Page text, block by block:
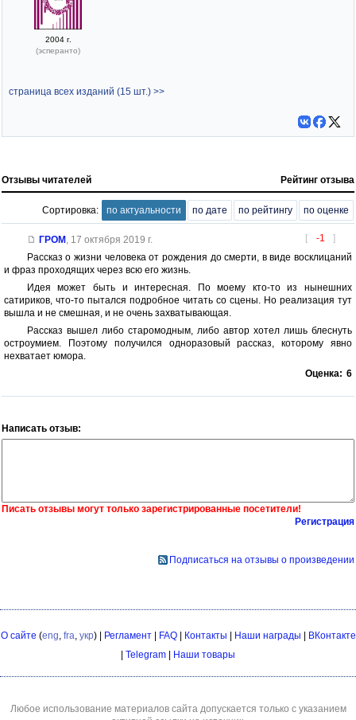
2004 г.
(эсперанто)
страница всех изданий (15 шт.) >>
Отзывы читателей Рейтинг отзыва
Сортировка: по актуальности по дате по рейтингу по оценке
[ -1 ]
ГРОМ, 17 октября 2019 г.
Рассказ о жизни человека от рождения до смерти, в виде восклицаний
и фраз проходящих через всю его жизнь.
Идея может быть и интересная. По моему кто-то из нынешних
сатириков, что-то пытался подробное читать со сцены. Но реализация тут
вышла и не смешная, и не очень захватывающая.
Рассказ вышел либо старомодным, либо автор хотел лишь блеснуть
остроумием. Поэтому получился одноразовый рассказ, которому явно
нехватает юмора.
Оценка: 6
Написать отзыв:
Писать отзывы могут только зарегистрированные посетители!
Регистрация
Подписаться на отзывы о произведении
О сайте (eng fra укр) | Регламент| FAQ| Контакты | Наши награды | ВКонтакте
| Telegram | Наши товары
Любое использование материалов сайта допускается только с указанием